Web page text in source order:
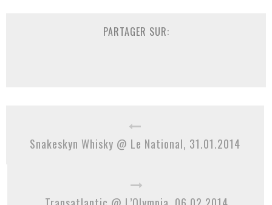
PARTAGER SUR:
Snakeskyn Whisky @ Le National, 31.01.2014